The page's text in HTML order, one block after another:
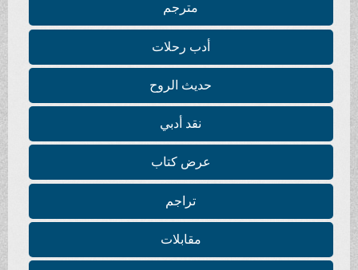
مترجم
أدب رحلات
حديث الروح
نقد أدبي
عرض كتاب
تراجم
مقابلات